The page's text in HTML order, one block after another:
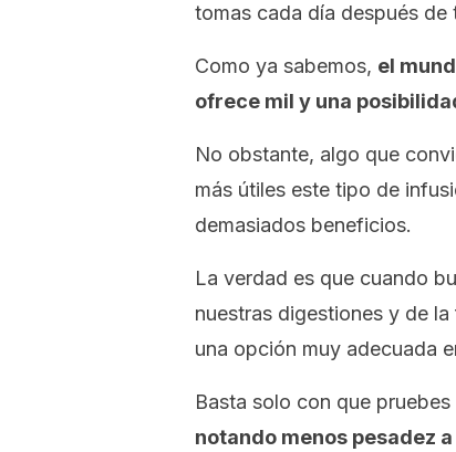
tomas cada día después
Como ya sabemos, el
ofrece mil y una
No obstante, algo que
más útiles este tipo de
demasiados beneficios.
La verdad es que cuando
nuestras digestiones y de
una opción muy adecuada
Basta solo con que
notando menos pesadez